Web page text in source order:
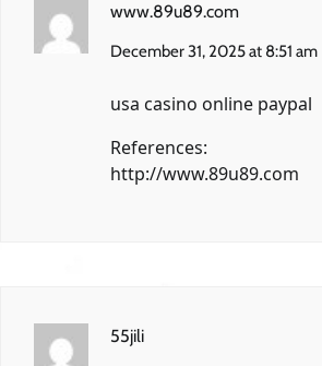
www.89u89.com
December 31, 2025 at 8:51 am
usa casino online paypal
References:
http://www.89u89.com
55jili